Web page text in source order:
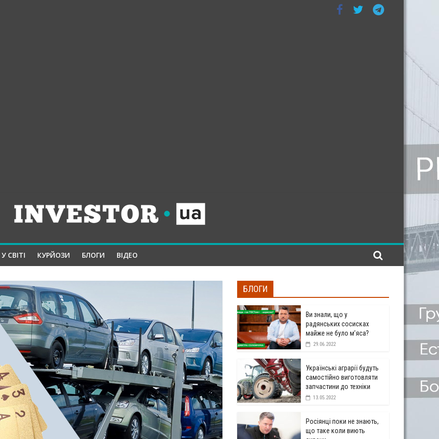
У СВІТІ КУРЙОЗИ БЛОГИ ВІДЕО
БЛОГИ
Ви знали, що у
радянських сосисках
майже не було м’яса?
29.06.2022
Українські аграрії будуть
самостійно виготовляти
запчастини до техніки
13.05.2022
Росіянці поки не знають,
що таке коли виють